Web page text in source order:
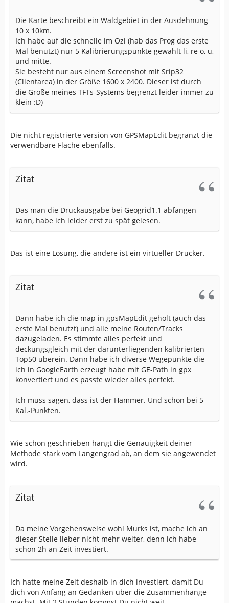
Die Karte beschreibt ein Waldgebiet in der Ausdehnung
10 x 10km.
Ich habe auf die schnelle im Ozi (hab das Prog das erste
Mal benutzt) nur 5 Kalibrierungspunkte gewählt li, re o, u,
und mitte.
Sie besteht nur aus einem Screenshot mit Srip32
(Clientarea) in der Größe 1600 x 2400. Dieser ist durch
die Größe meines TFTs-Systems begrenzt leider immer zu
klein :D)
Die nicht registrierte version von GPSMapEdit begranzt die
verwendbare Fläche ebenfalls.
Zitat
Das man die Druckausgabe bei Geogrid1.1 abfangen
kann, habe ich leider erst zu spät gelesen.
Das ist eine Lösung, die andere ist ein virtueller Drucker.
Zitat
Dann habe ich die map in gpsMapEdit geholt (auch das
erste Mal benutzt) und alle meine Routen/Tracks
dazugeladen. Es stimmte alles perfekt und
deckungsgleich mit der darunterliegenden kalibrierten
Top50 überein. Dann habe ich diverse Wegepunkte die
ich in GoogleEarth erzeugt habe mit GE-Path in gpx
konvertiert und es passte wieder alles perfekt.
Ich muss sagen, dass ist der Hammer. Und schon bei 5
Kal.-Punkten.
Wie schon geschrieben hängt die Genauigkeit deiner
Methode stark vom Längengrad ab, an dem sie angewendet
wird.
Zitat
Da meine Vorgehensweise wohl Murks ist, mache ich an
dieser Stelle lieber nicht mehr weiter, denn ich habe
schon 2h an Zeit investiert.
Ich hatte meine Zeit deshalb in dich investiert, damit Du
dich von Anfang an Gedanken über die Zusammenhänge